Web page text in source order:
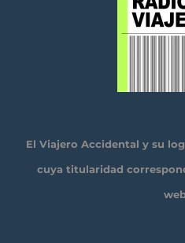
El Viajero Accidental y su
cuya titularidad